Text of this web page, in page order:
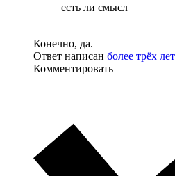
есть ли смысл
Конечно, да.
Ответ написан более трёх
Комментировать